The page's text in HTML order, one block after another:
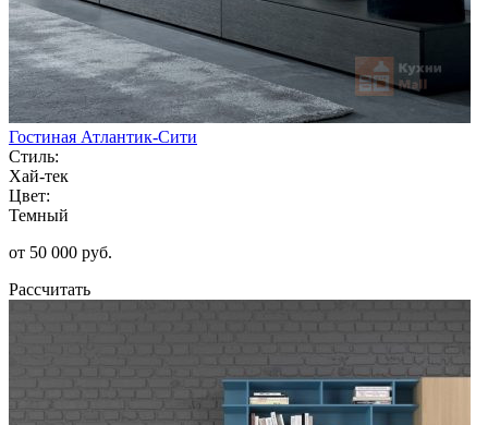
Гостиная Атлантик-Сити
Стиль:
Хай-тек
Цвет:
Темный
от 50 000 руб.
Рассчитать